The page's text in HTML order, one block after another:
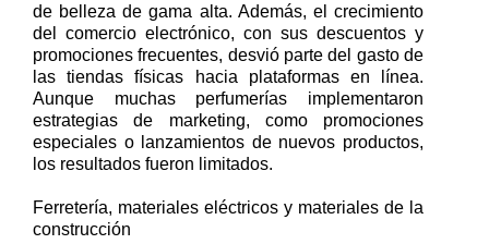
de belleza de gama alta. Además, el crecimiento
del comercio electrónico, con sus descuentos y
promociones frecuentes, desvió parte del gasto de
las tiendas físicas hacia plataformas en línea.
Aunque muchas perfumerías implementaron
estrategias de marketing, como promociones
especiales o lanzamientos de nuevos productos,
los resultados fueron limitados.
Ferretería, materiales eléctricos y materiales de la
construcción